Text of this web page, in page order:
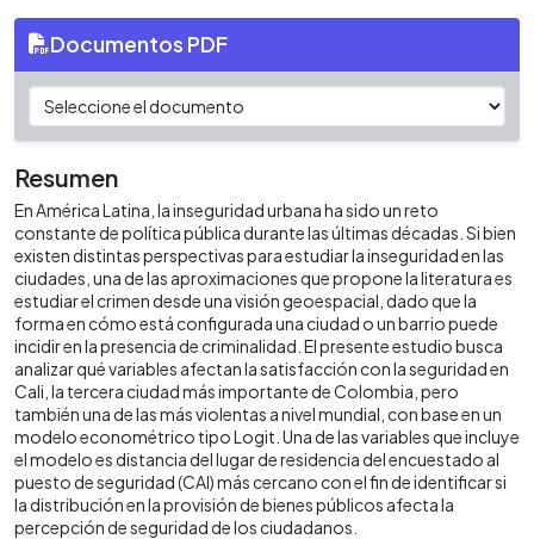
Documentos PDF
Resumen
En América Latina, la inseguridad urbana ha sido un reto
constante de política pública durante las últimas décadas. Si bien
existen distintas perspectivas para estudiar la inseguridad en las
ciudades, una de las aproximaciones que propone la literatura es
estudiar el crimen desde una visión geoespacial, dado que la
forma en cómo está configurada una ciudad o un barrio puede
incidir en la presencia de criminalidad. El presente estudio busca
analizar qué variables afectan la satisfacción con la seguridad en
Cali, la tercera ciudad más importante de Colombia, pero
también una de las más violentas a nivel mundial, con base en un
modelo econométrico tipo Logit. Una de las variables que incluye
el modelo es distancia del lugar de residencia del encuestado al
puesto de seguridad (CAI) más cercano con el fin de identificar si
la distribución en la provisión de bienes públicos afecta la
percepción de seguridad de los ciudadanos.